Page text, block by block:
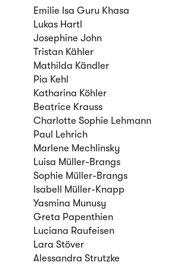
Emilie Isa Guru Khasa
Lukas Hartl
Josephine John
Tristan Kähler
Mathilda Kändler
Pia Kehl
Katharina Köhler
Beatrice Krauss
Charlotte Sophie Lehmann
Paul Lehrich
Marlene Mechlinsky
Luisa Müller-Brangs
Sophie Müller-Brangs
Isabell Müller-Knapp
Yasmina Munusy
Greta Papenthien
Luciana Raufeisen
Lara Stöver
Alessandra Strutzke